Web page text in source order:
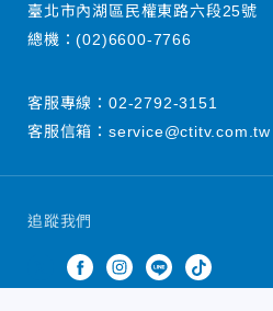
追蹤我們
臺北市內湖區民權東路六段25號
總機：(02)6600-7766
客服專線： 02-2792-3151
客服信箱： service@ctitv.com.tw